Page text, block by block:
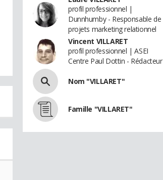
profil professionnel |
Dunnhumby - Responsable de
projets marketing relationnel
Vincent VILLARET
profil professionnel | ASEI
Centre Paul Dottin - Rédacteur
Nom "VILLARET"
Famille "VILLARET"